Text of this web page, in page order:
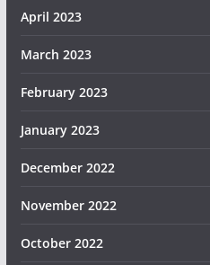
April 2023
March 2023
February 2023
January 2023
December 2022
November 2022
October 2022